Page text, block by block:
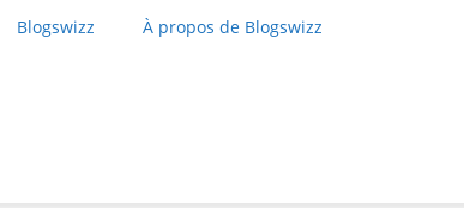
Blogswizz À propos de Blogswizz